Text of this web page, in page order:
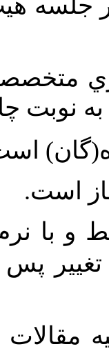
جلسه
نوبت
است.
و با
پس
مقالات